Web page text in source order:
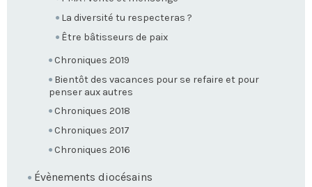
La diversité tu respecteras ?
Être bâtisseurs de paix
Chroniques 2019
Bientôt des vacances pour se refaire et pour
penser aux autres
Chroniques 2018
Chroniques 2017
Chroniques 2016
Évènements diocésains